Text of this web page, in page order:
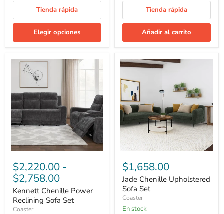
Tienda rápida
Elegir opciones
Tienda rápida
Añadir al carrito
Kennett
Chenille
Reclining
Sofa
Set
$2,220.00 -
$2,758.00
Kennett Chenille Power
Reclining Sofa Set
Coaster
Jade
Chenille
Upholstered
Sofa
Set
$1,658.00
Jade Chenille Upholstered
Sofa Set
Coaster
En stock